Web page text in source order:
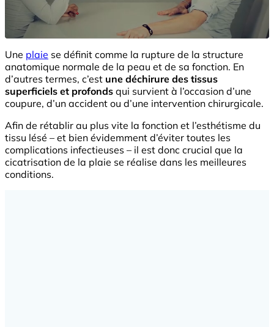
Une plaie se définit comme la rupture de la structure
anatomique normale de la peau et de sa fonction. En
d’autres termes, c’est une déchirure des tissus
superficiels et profonds qui survient à l’occasion d’une
coupure, d’un accident ou d’une intervention chirurgicale.
Afin de rétablir au plus vite la fonction et l’esthétisme du
tissu lésé – et bien évidemment d’éviter toutes les
complications infectieuses – il est donc crucial que la
cicatrisation de la plaie se réalise dans les meilleures
conditions.